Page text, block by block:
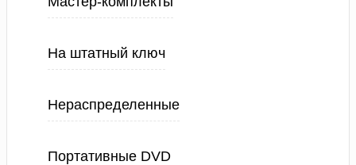
На штатный ключ
Нераспределенные
Портативные DVD